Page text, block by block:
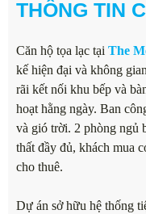
THÔNG TIN
Căn hộ tọa lạc tại The
kế hiện đại và không
rãi kết nối khu bếp và
hoạt hằng ngày. Ban
và gió trời. 2 phòng ngủ
thất đầy đủ, khách mua
cho thuê.
Dự án sở hữu hệ thống